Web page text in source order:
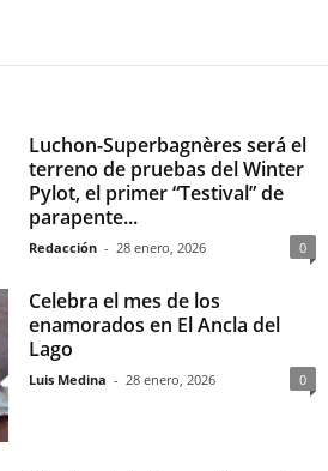
Luchon-Superbagnères será el
terreno de pruebas del Winter
Pylot, el primer “Testival” de
parapente...
Redacción - 28 enero, 2026 0
Celebra el mes de los
enamorados en El Ancla del
Lago
Luis Medina - 28 enero, 2026 0